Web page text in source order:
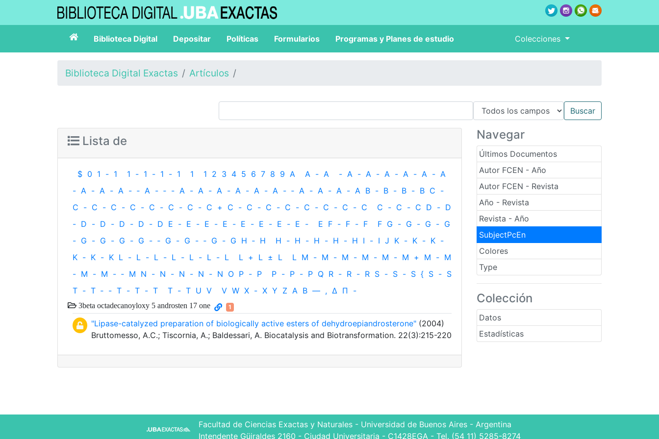
Biblioteca Digital Depositar Políticas Formularios Programas y Planes de estudio Colecciones
Biblioteca Digital Exactas Artículos
Navegar
Últimos Documentos
Autor FCEN - Año
Autor FCEN - Revista
Año - Revista
Revista - Año
SubjectPcEn
Colores
Type
Colección
Datos
Estadísticas
Lista de
$ 0 1 - 1 1 - 1 - 1 - 1 1 1 2 3 4 5 6 7 8 9 A A - A - A - A - A - A - A - A
- A - A - A - ‐ A - ‐ - A - A - A - A - A - A - ‐ A - A - A - A B - B - B - B C -
C - C - C - C - C - C - C - C + C - C - C - C - C - C - C - C C - C - C D - D
- D - D - D - D - D E - E - E - E - E - E - E - E - E F - F - F F G - G - G - G
- G - G - G - G - ‐ G - G - ‐ G - G H ‐ H H - H - H - H - H I - I J K - K - K -
K - K - K L - L - L - L - L - L - L L + L ± L L M - M - M - M - M - M + M - M
- M - M - ‐ M N - N - N - N - N O P - P P - P - P Q R - R - R S - S - S { S - S
T - T ‐ - T - T - T T - T U V V W X - X Y Z Α Β — , Δ Π -
3beta octadecanoyloxy 5 androsten 17 one 1
"Lipase-catalyzed preparation of biologically active esters of dehydroepiandrosterone" (2004)
Bruttomesso, A.C.; Tiscornia, A.; Baldessari, A. Biocatalysis and Biotransformation. 22(3):215-220
Facultad de Ciencias Exactas y Naturales - Universidad de Buenos Aires - Argentina
Intendente Güiraldes 2160 - Ciudad Universitaria - C1428EGA - Tel. (54 11) 5285-8274